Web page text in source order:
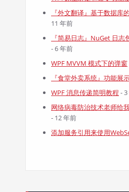
『外文翻译』基于数据库
11 年前
『简易日志』NuGet 日志
- 6 年前
WPF MVVM 模式下的弹窗
『食堂外卖系统』功能展
WPF 消息传递简明教程 -
网络病毒防治技术老师给
- 12 年前
添加服务引用来使用